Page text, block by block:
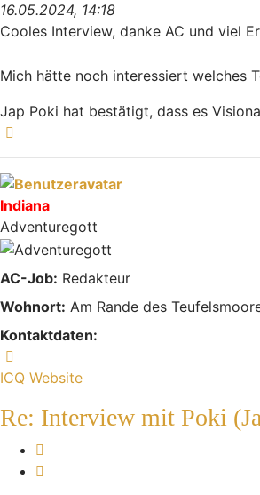
16.05.2024, 14:18
Cooles Interview, danke AC und viel
Mich hätte noch interessiert welches
Jap Poki hat bestätigt, dass es
Indiana
Adventuregott
AC-Job: Redakteur
Wohnort: Am Rande des
Kontaktdaten:
ICQ Website
Re: Interview mit Poki